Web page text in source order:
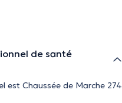
de santé
est Chaussée de Marche 274